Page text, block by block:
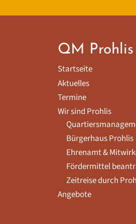
QM Prohlis
Startseite
Aktuelles
Termine
Wir sind Prohlis
Bürgerhaus Prohlis
Ehrenamt &
Fördermittel
Zeitreise durch
Angebote